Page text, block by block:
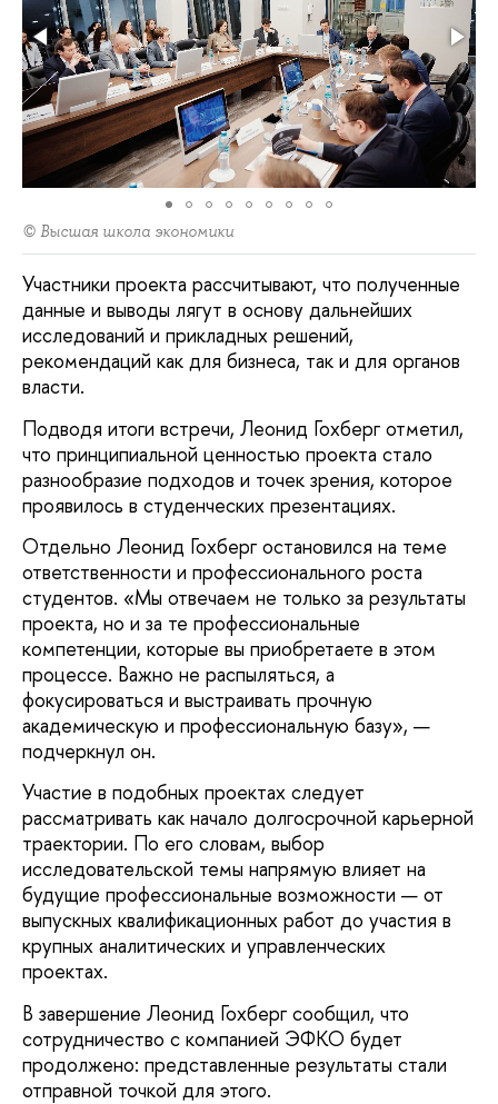
© Высшая школа экономики
Участники проекта рассчитывают, что полученные
данные и выводы лягут в основу дальнейших
исследований и прикладных решений,
рекомендаций как для бизнеса, так и для органов
власти.
Подводя итоги встречи, Леонид Гохберг отметил,
что принципиальной ценностью проекта стало
разнообразие подходов и точек зрения, которое
проявилось в студенческих презентациях.
Отдельно Леонид Гохберг остановился на теме
ответственности и профессионального роста
студентов. «Мы отвечаем не только за результаты
проекта, но и за те профессиональные
компетенции, которые вы приобретаете в этом
процессе. Важно не распыляться, а
фокусироваться и выстраивать прочную
академическую и профессиональную базу», —
подчеркнул он.
Участие в подобных проектах следует
рассматривать как начало долгосрочной карьерной
траектории. По его словам, выбор
исследовательской темы напрямую влияет на
будущие профессиональные возможности — от
выпускных квалификационных работ до участия в
крупных аналитических и управленческих
проектах.
В завершение Леонид Гохберг сообщил, что
сотрудничество с компанией ЭФКО будет
продолжено: представленные результаты стали
отправной точкой для этого.